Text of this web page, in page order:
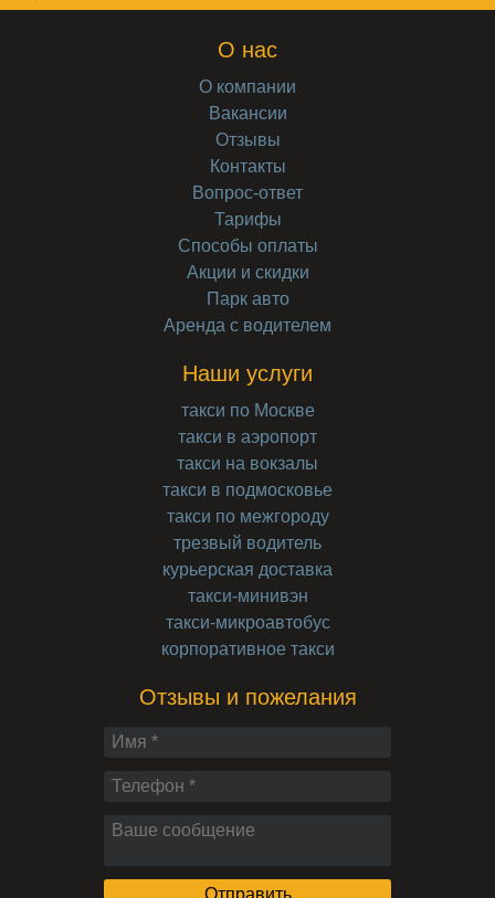
О нас
О компании
Вакансии
Отзывы
Контакты
Вопрос-ответ
Тарифы
Способы оплаты
Акции и скидки
Парк авто
Аренда с водителем
Наши услуги
такси по Москве
такси в аэропорт
такси на вокзалы
такси в подмосковье
такси по межгороду
трезвый водитель
курьерская доставка
такси-минивэн
такси-микроавтобус
корпоративное такси
Отзывы и пожелания